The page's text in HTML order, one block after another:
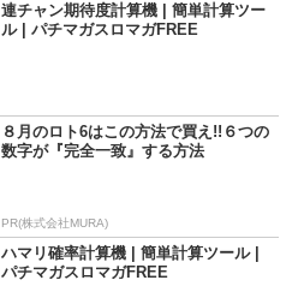
連チャン期待度計算機 | 簡単計算ツー
ル | パチマガスロマガFREE
８月のロト6はこの方法で買え!!６つの
数字が『完全一致』する方法
PR(株式会社MURA)
ハマリ確率計算機 | 簡単計算ツール |
パチマガスロマガFREE